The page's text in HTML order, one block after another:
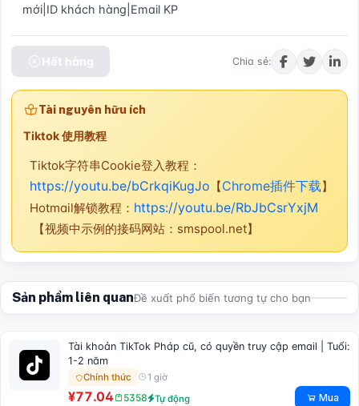
mới|ID khách hàng|Email KP
Hết hàng Chia sẻ:
Tài nguyên hữu ích
Tiktok 使用教程
Tiktok字符串Cookie登入教程：
https://youtu.be/bCrkqiKugJo 【Chrome插件下载】
Hotmail解锁教程： https://youtu.be/RbJbCsrYxjM
【视频中示例的接码网站：smspool.net】
Sản phẩm liên quanĐề xuất phổ biến tương tự cho bạn
Tài khoản TikTok Pháp cũ, có quyền truy cập email | Tuổi:
1-2 năm
Chính thức 1 giờ
¥77.04 5358 Tự động Mua